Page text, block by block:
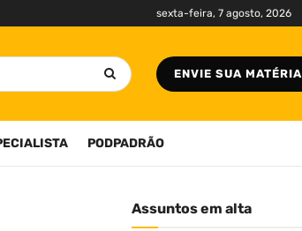
sexta-feira, 7 agosto, 2026
ENVIE SUA MATÉRIA
PODPADRÃO
Assuntos em alta